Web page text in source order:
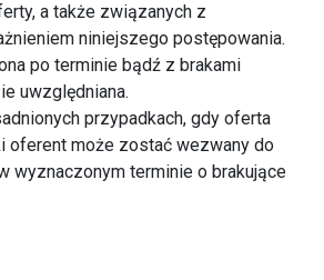
a także związanych z
niniejszego postępowania.
po terminie bądź z brakami
uwzględniana.
przypadkach, gdy oferta
oferent może zostać wezwany do
wyznaczonym terminie o brakujące